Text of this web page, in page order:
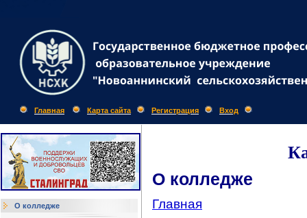
Главная Карта сайта Регистрация Вход
О колледже
О колледже
Главная